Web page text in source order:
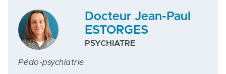
Docteur Jean-Paul
ESTORGES
PSYCHIATRE
Pédo-psychiatrie